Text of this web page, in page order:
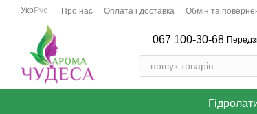
Перейти до основного контенту
Укр Рус Про нас Оплата і доставка Обмін та
067 100-30-68